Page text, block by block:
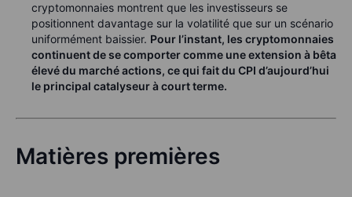
cryptomonnaies montrent que les investisseurs se
positionnent davantage sur la volatilité que sur un scénario
uniformément baissier. Pour l’instant, les cryptomonnaies
continuent de se comporter comme une extension à bêta
élevé du marché actions, ce qui fait du CPI d’aujourd’hui
le principal catalyseur à court terme.
Matières premières